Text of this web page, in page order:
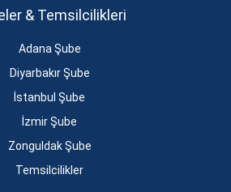
& Temsilcilikleri
Adana Şube
Diyarbakır Şube
İstanbul Şube
İzmir Şube
Zonguldak Şube
Temsilcilikler